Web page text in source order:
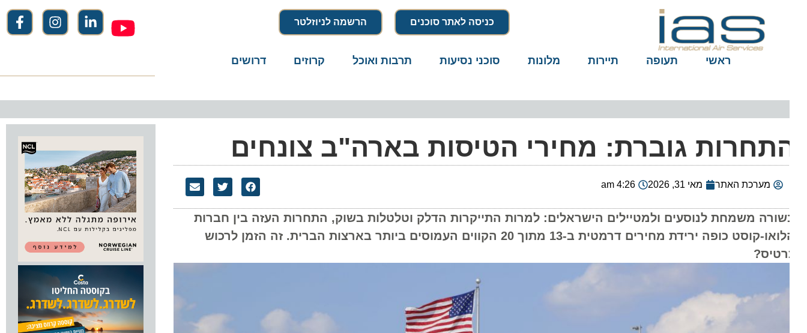
כניסה לאתר סוכנים הרשמה לניוזלטר
ראשי תעופה תיירות מלונות סוכני נסיעות תרבות ואוכל קרוזים דרושים
גוברת: מחירי הטיסות בארה"ב צונחים
מערכת האתר מאי 31, 2026 4:26 am
משמחת לנוסעים ולמטיילים הישראלים: למרות התייקרות הדלק וטלטלות בשוק, התחרות העזה בין חברות
הלואו-קוסט כופה ירידת מחירים דרמטית ב-13 מתוך 20 הקווים העמוסים ביותר בארצות הברית. זה הזמן לרכוש